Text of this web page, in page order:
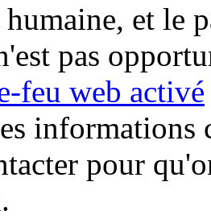
et le
pas
feu web activé
informations
pour